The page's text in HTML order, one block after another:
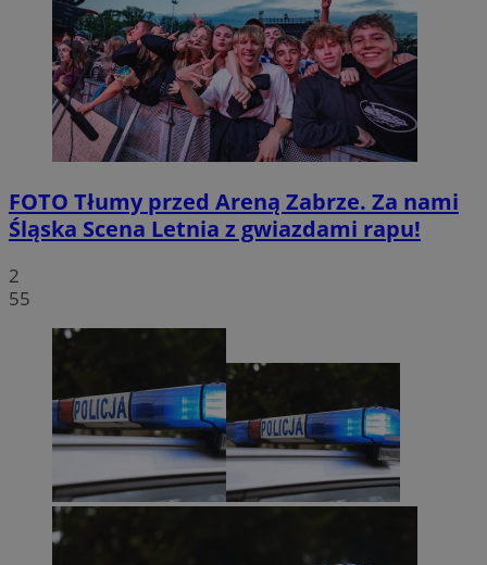
FOTO Tłumy przed Areną Zabrze. Za nami
Śląska Scena Letnia z gwiazdami rapu!
2
55